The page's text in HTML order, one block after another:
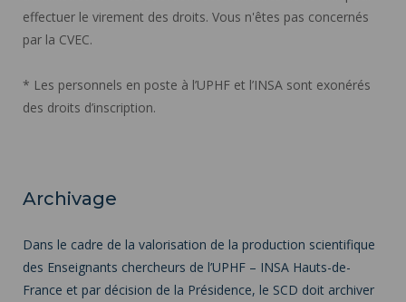
effectuer le virement des droits. Vous n'êtes pas concernés
par la CVEC.
* Les personnels en poste à l’UPHF et l’INSA sont exonérés
des droits d’inscription.
Archivage
Dans le cadre de la valorisation de la production scientifique
des Enseignants chercheurs de l’UPHF – INSA Hauts-de-
France et par décision de la Présidence, le SCD doit archiver